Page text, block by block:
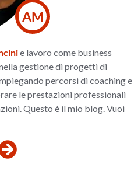
AM
e lavoro come business
gestione di progetti di
percorsi di coaching e
le prestazioni professionali
Questo è il mio blog. Vuoi